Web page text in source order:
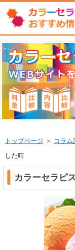
トップページ ＞ コラム
した時
カラーセラピ